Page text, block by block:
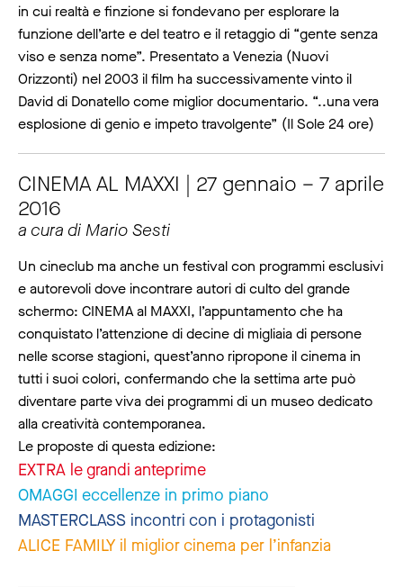
in cui realtà e finzione si fondevano per esplorare la
funzione dell’arte e del teatro e il retaggio di “gente senza
viso e senza nome”. Presentato a Venezia (Nuovi
Orizzonti) nel 2003 il film ha successivamente vinto il
David di Donatello come miglior documentario. “..una vera
esplosione di genio e impeto travolgente” (Il Sole 24 ore)
CINEMA AL MAXXI | 27 gennaio – 7 aprile
2016
a cura di Mario Sesti
Un cineclub ma anche un festival con programmi esclusivi
e autorevoli dove incontrare autori di culto del grande
schermo: CINEMA al MAXXI, l’appuntamento che ha
conquistato l’attenzione di decine di migliaia di persone
nelle scorse stagioni, quest’anno ripropone il cinema in
tutti i suoi colori, confermando che la settima arte può
diventare parte viva dei programmi di un museo dedicato
alla creatività contemporanea.
Le proposte di questa edizione:
EXTRA le grandi anteprime
OMAGGI eccellenze in primo piano
MASTERCLASS incontri con i protagonisti
ALICE FAMILY il miglior cinema per l’infanzia